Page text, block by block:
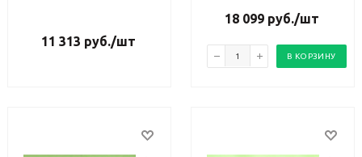
11 313 руб./шт
18 099руб./шт
В КОРЗИНУ